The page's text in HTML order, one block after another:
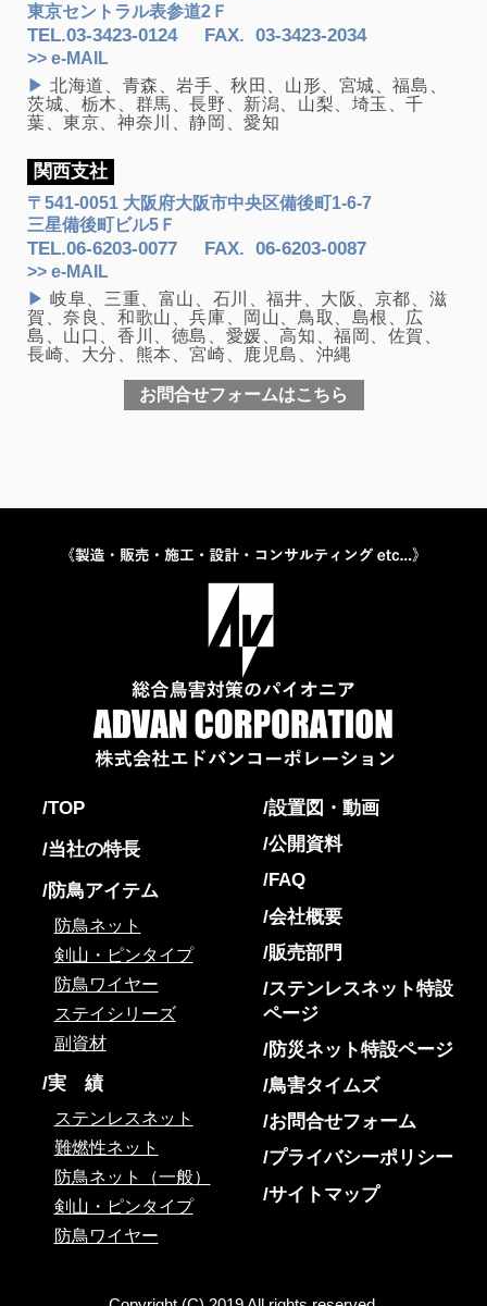
TEL.03-3423-0124 FAX. 03-3423-2034
東京セントラル表参道2Ｆ
>> e-MAIL
▶北海道、青森、岩手、秋田、山形、宮城、福島、
茨城、栃木、群馬、長野、新潟、山梨、埼玉、千
葉、東京、神奈川、静岡、愛知
関西支社
TEL.06-6203-0077 FAX. 06-6203-0087
〒541-0051 大阪府大阪市中央区備後町1-6-7
三星備後町ビル5Ｆ
>> e-MAIL
▶岐阜、三重、富山、石川、福井、大阪、京都、滋
賀、奈良、和歌山、兵庫、岡山、鳥取、島根、広
島、山口、香川、徳島、愛媛、高知、福岡、佐賀、
長崎、大分、熊本、宮崎、鹿児島、沖縄
お問合せフォームはこちら
TOP
当社の特長
防鳥アイテム
防鳥ネット
剣山・ピンタイプ
防鳥ワイヤー
ステイシリーズ
副資材
実 績
ステンレスネット
難燃性ネット
防鳥ネット（一般）
剣山・ピンタイプ
防鳥ワイヤー
設置図・動画
公開資料
FAQ
会社概要
販売部門
ステンレスネット特設
ページ
防災ネット特設ページ
鳥害タイムズ
お問合せフォーム
プライバシーポリシー
サイトマップ